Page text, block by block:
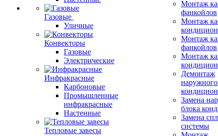
Газовые
Уличные
Конвекторы
Газовые
Электрические
Инфракрасные
Карбоновые
Промышленные
инфракрасные
Настенные
Тепловые завесы
Монтаж
фанкойлов
Монтаж
Монтаж
фанкойлов
Монтаж
Демонтаж
Замена
блока
Замена
системы